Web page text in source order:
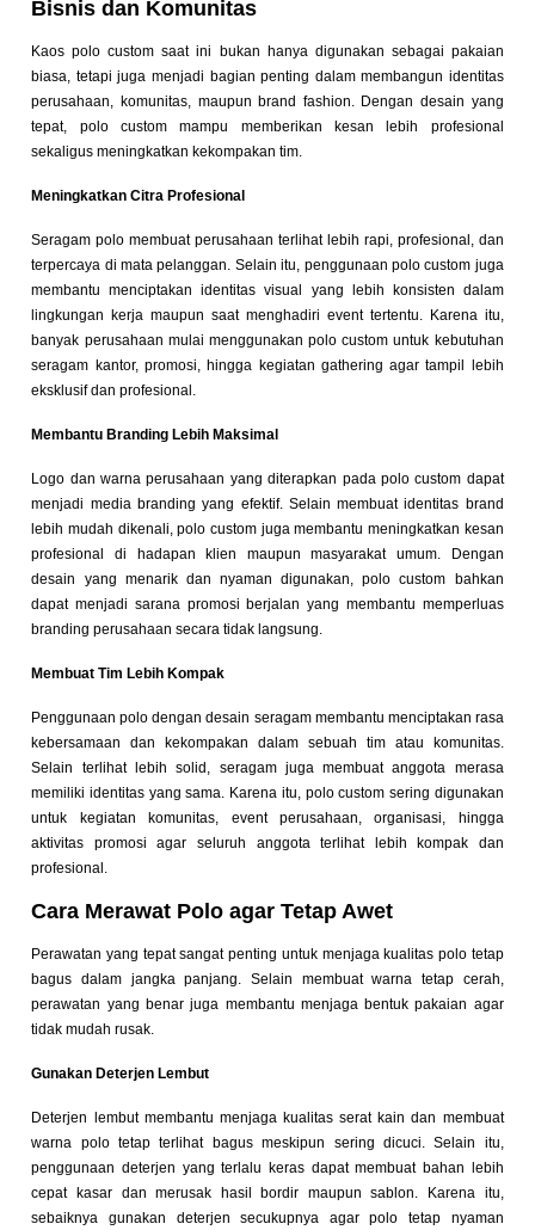
Bisnis dan Komunitas
Kaos polo custom saat ini bukan hanya digunakan sebagai pakaian
biasa, tetapi juga menjadi bagian penting dalam membangun identitas
perusahaan, komunitas, maupun brand fashion. Dengan desain yang
tepat, polo custom mampu memberikan kesan lebih profesional
sekaligus meningkatkan kekompakan tim.
Meningkatkan Citra Profesional
Seragam polo membuat perusahaan terlihat lebih rapi, profesional, dan
terpercaya di mata pelanggan. Selain itu, penggunaan polo custom juga
membantu menciptakan identitas visual yang lebih konsisten dalam
lingkungan kerja maupun saat menghadiri event tertentu. Karena itu,
banyak perusahaan mulai menggunakan polo custom untuk kebutuhan
seragam kantor, promosi, hingga kegiatan gathering agar tampil lebih
eksklusif dan profesional.
Membantu Branding Lebih Maksimal
Logo dan warna perusahaan yang diterapkan pada polo custom dapat
menjadi media branding yang efektif. Selain membuat identitas brand
lebih mudah dikenali, polo custom juga membantu meningkatkan kesan
profesional di hadapan klien maupun masyarakat umum. Dengan
desain yang menarik dan nyaman digunakan, polo custom bahkan
dapat menjadi sarana promosi berjalan yang membantu memperluas
branding perusahaan secara tidak langsung.
Membuat Tim Lebih Kompak
Penggunaan polo dengan desain seragam membantu menciptakan rasa
kebersamaan dan kekompakan dalam sebuah tim atau komunitas.
Selain terlihat lebih solid, seragam juga membuat anggota merasa
memiliki identitas yang sama. Karena itu, polo custom sering digunakan
untuk kegiatan komunitas, event perusahaan, organisasi, hingga
aktivitas promosi agar seluruh anggota terlihat lebih kompak dan
profesional.
Cara Merawat Polo agar Tetap Awet
Perawatan yang tepat sangat penting untuk menjaga kualitas polo tetap
bagus dalam jangka panjang. Selain membuat warna tetap cerah,
perawatan yang benar juga membantu menjaga bentuk pakaian agar
tidak mudah rusak.
Gunakan Deterjen Lembut
Deterjen lembut membantu menjaga kualitas serat kain dan membuat
warna polo tetap terlihat bagus meskipun sering dicuci. Selain itu,
penggunaan deterjen yang terlalu keras dapat membuat bahan lebih
cepat kasar dan merusak hasil bordir maupun sablon. Karena itu,
sebaiknya gunakan deterjen secukupnya agar polo tetap nyaman